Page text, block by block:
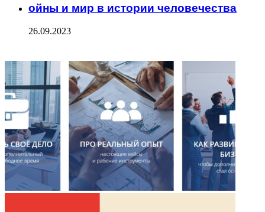
ойны и мир в истории человечества
26.09.2023